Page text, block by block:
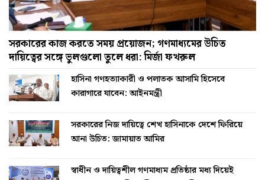
সরকারের কাজ করতে সময় প্রয়োজন; গণমাধ্যমের উচিত
দায়িত্বের সঙ্গে ভুলগুলো তুলে ধরা: মির্জা ফখরুল
হাসিনা গণহত্যাকারী ও পলাতক আসামি হিসেবে
কারাগারে যাবেন: আইনমন্ত্রী
সরকারের নিজ দায়িত্বে শেখ হাসিনাকে দেশে ফিরিয়ে
আনা উচিত: জামায়াত আমির
স্বাধীন ও দায়িত্বশীল গণমাধ্যম প্রতিষ্ঠার মধ্য দিয়েই